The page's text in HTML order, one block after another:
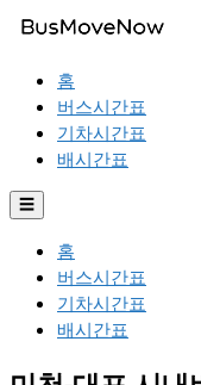
홈
버스시간표
기차시간표
배시간표
☰
홈
버스시간표
기차시간표
배시간표